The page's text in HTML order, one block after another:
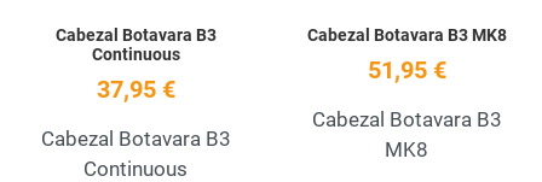
Cabezal Botavara B3
Continuous
37,95 €
Cabezal Botavara B3
Continuous
Cabezal Botavara B3 MK8
51,95 €
Cabezal Botavara B3
MK8